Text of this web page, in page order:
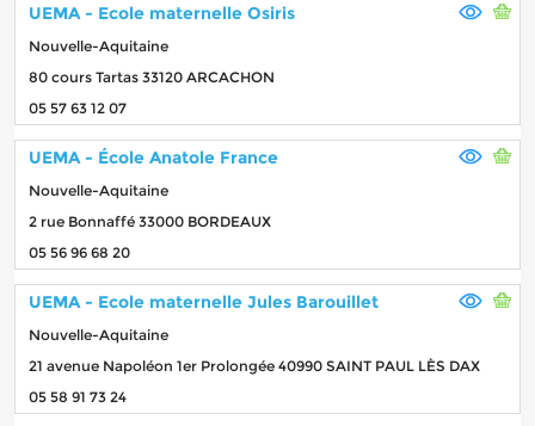
UEMA - Ecole maternelle Osiris
Nouvelle-Aquitaine
80 cours Tartas 33120 ARCACHON
05 57 63 12 07
UEMA - École Anatole France
Nouvelle-Aquitaine
2 rue Bonnaffé 33000 BORDEAUX
05 56 96 68 20
UEMA - Ecole maternelle Jules Barouillet
Nouvelle-Aquitaine
21 avenue Napoléon 1er Prolongée 40990 SAINT PAUL LÈS DAX
05 58 91 73 24